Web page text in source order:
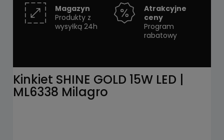
Magazyn
Produkty z
wysyłką 24h
Atrakcyjne
ceny
Program
rabatowy
Kinkiet SHINE GOLD 15W LED |
ML6338 Milagro